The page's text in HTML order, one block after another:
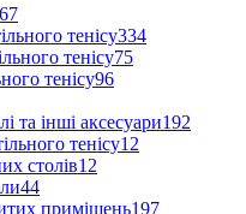
тенісу334
тенісу75
тенісу96
та інші аксесуари192
тенісу12
столів12
44
приміщень197